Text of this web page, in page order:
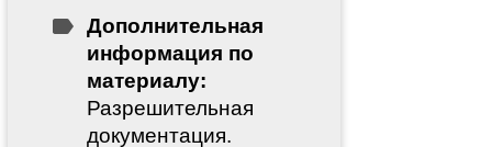
Дополнительная
информация по
материалу:
Разрешительная
документация.